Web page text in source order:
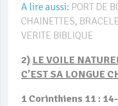
A lire aussi: PORT DE
CHAINETTES,
VERITE BIBLIQUE
2) LE VOILE
C’EST SA LONGUE
1 Corinthiens 11 :